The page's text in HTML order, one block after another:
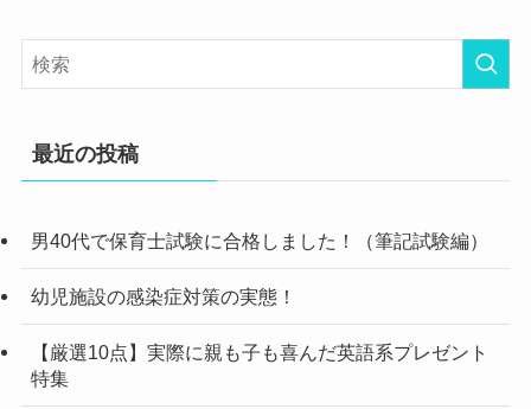
最近の投稿
男40代で保育士試験に合格しました！（筆記試験編）
幼児施設の感染症対策の実態！
【厳選10点】実際に親も子も喜んだ英語系プレゼント
特集